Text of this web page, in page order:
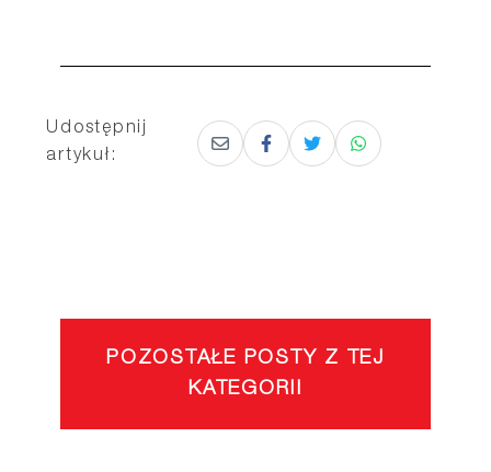
Udostępnij
artykuł:
POZOSTAŁE POSTY Z TEJ
KATEGORII